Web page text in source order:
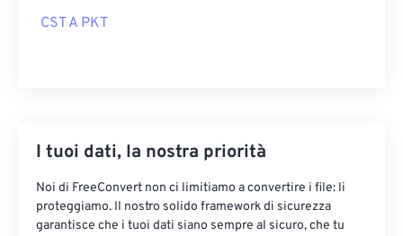
CST A PKT
I tuoi dati, la nostra priorità
Noi di FreeConvert non ci limitiamo a convertire i file: li
proteggiamo. Il nostro solido framework di sicurezza
garantisce che i tuoi dati siano sempre al sicuro, che tu